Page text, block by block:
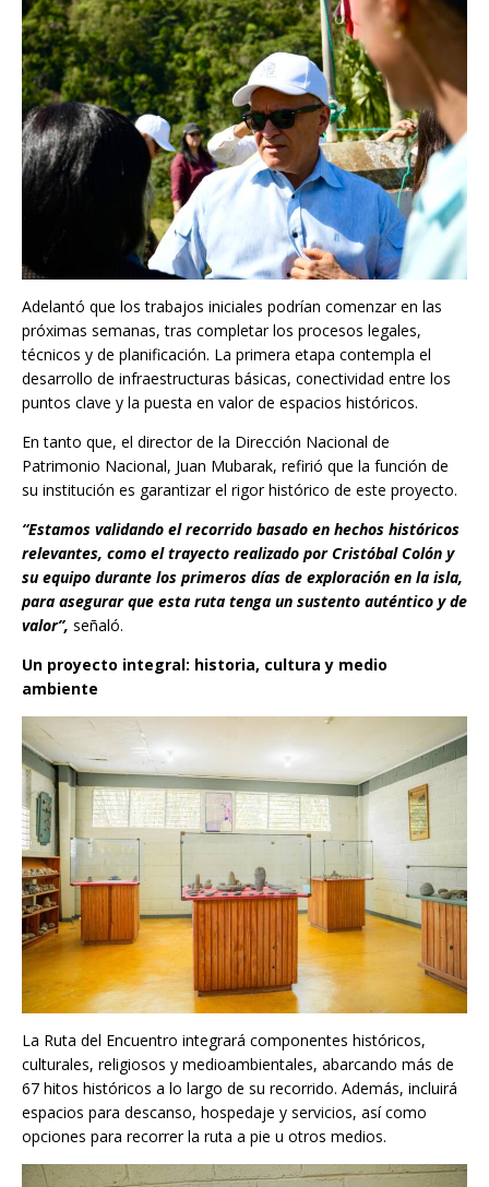
Adelantó que los trabajos iniciales podrían comenzar en las
próximas semanas, tras completar los procesos legales,
técnicos y de planificación. La primera etapa contempla el
desarrollo de infraestructuras básicas, conectividad entre los
puntos clave y la puesta en valor de espacios históricos.
En tanto que, el director de la Dirección Nacional de
Patrimonio Nacional, Juan Mubarak, refirió que la función de
su institución es garantizar el rigor histórico de este proyecto.
“Estamos validando el recorrido basado en hechos históricos
relevantes, como el trayecto realizado por Cristóbal Colón y
su equipo durante los primeros días de exploración en la isla,
para asegurar que esta ruta tenga un sustento auténtico y de
valor”, señaló.
Un proyecto integral: historia, cultura y medio
ambiente
La Ruta del Encuentro integrará componentes históricos,
culturales, religiosos y medioambientales, abarcando más de
67 hitos históricos a lo largo de su recorrido. Además, incluirá
espacios para descanso, hospedaje y servicios, así como
opciones para recorrer la ruta a pie u otros medios.